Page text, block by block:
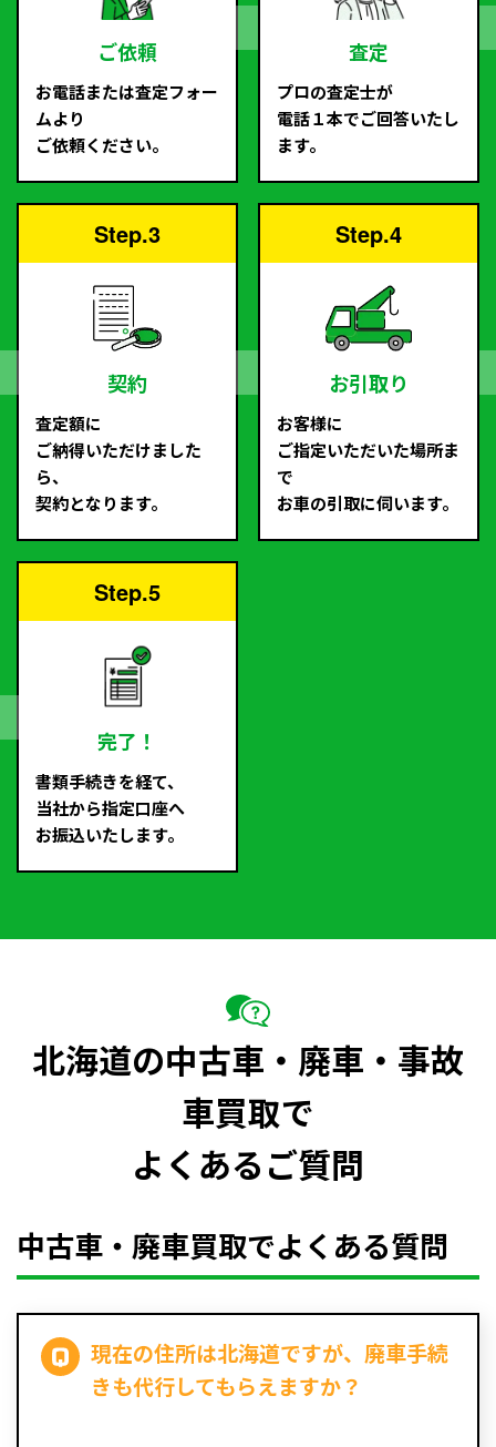
ご依頼
お電話または査定フォー
ムより
ご依頼ください。
査定
プロの査定士が
電話１本でご回答いたし
ます。
Step.3
契約
査定額に
ご納得いただけました
ら、
契約となります。
Step.4
お引取り
お客様に
ご指定いただいた場所ま
で
お車の引取に伺います。
Step.5
完了！
書類手続きを経て、
当社から指定口座へ
お振込いたします。
北海道の中古車・廃車・事故
車買取で
よくあるご質問
中古車・廃車買取でよくある質問
現在の住所は北海道ですが、廃車手続
きも代行してもらえますか？